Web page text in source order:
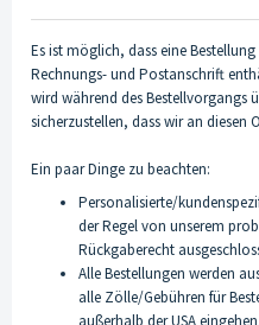
Es ist möglich, dass eine
Rechnungs- und Postanschrift
wird während des Bestellvorgangs
sicherzustellen, dass wir an diesen
Ein paar Dinge zu beachten:
Personalisierte/
der Regel von unserem
Rückgaberecht
Alle Bestellungen werden
alle Zölle/Gebühren für